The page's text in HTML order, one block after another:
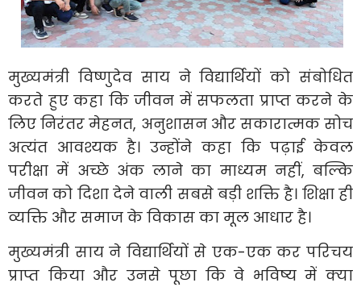
मुख्यमंत्री विष्णुदेव साय ने विद्यार्थियों को संबोधित
करते हुए कहा कि जीवन में सफलता प्राप्त करने के
लिए निरंतर मेहनत, अनुशासन और सकारात्मक सोच
अत्यंत आवश्यक है। उन्होंने कहा कि पढ़ाई केवल
परीक्षा में अच्छे अंक लाने का माध्यम नहीं, बल्कि
जीवन को दिशा देने वाली सबसे बड़ी शक्ति है। शिक्षा ही
व्यक्ति और समाज के विकास का मूल आधार है।
मुख्यमंत्री साय ने विद्यार्थियों से एक-एक कर परिचय
प्राप्त किया और उनसे पूछा कि वे भविष्य में क्या